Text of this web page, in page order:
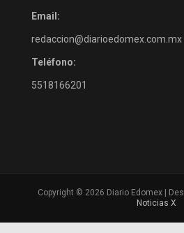
Email:
redaccion@diarioedomex.com.mx
Teléfono:
5518166201
Copyright © 2026 Diario Edomex |
Noticias X